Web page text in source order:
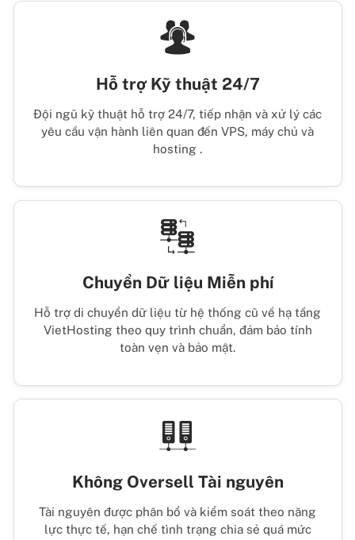
Hỗ trợ Kỹ thuật 24/7
Đội ngũ kỹ thuật hỗ trợ 24/7, tiếp nhận và xử lý các
yêu cầu vận hành liên quan đến VPS, máy chủ và
hosting .
Chuyển Dữ liệu Miễn phí
Hỗ trợ di chuyển dữ liệu từ hệ thống cũ về hạ tầng
VietHosting theo quy trình chuẩn, đảm bảo tính
toàn vẹn và bảo mật.
Không Oversell Tài nguyên
Tài nguyên được phân bổ và kiểm soát theo năng
lực thực tế, hạn chế tình trạng chia sẻ quá mức